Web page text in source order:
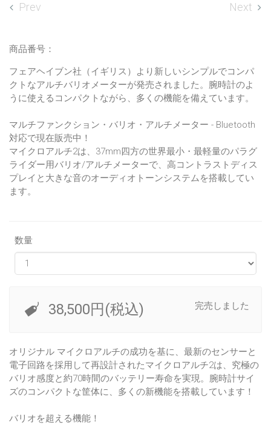
Prev Next
商品番号：
フェアヘイブン社（イギリス）より新しいシンプルでコンパ
クトなアルチバリオメーターが発売されました。腕時計のよ
うに使えるコンパクトながら、多くの機能を備えています。
マルチファンクション・バリオ・アルチメーター - Bluetooth
対応で現在販売中！
マイクロアルチ2は、37mm四方の世界最小・最軽量のパラグ
ライダー用バリオ/アルチメーターで、高コントラストディス
プレイと大きな音のオーディオトーンシステムを搭載してい
ます。
数量
38,500円(税込) 完売しました
オリジナル マイクロアルチの成功を基に、最新のセンサーと
電子回路を採用して再設計されたマイクロアルチ2は、究極の
バリオ感度と約70時間のバッテリー寿命を実現。腕時計サイ
ズのコンパクトな筐体に、多くの新機能を搭載しています！
バリオを超える機能！